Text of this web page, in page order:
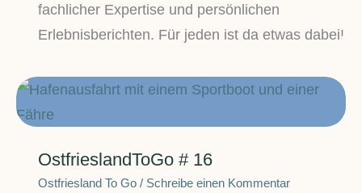
fachlicher Expertise und persönlichen
Erlebnisberichten. Für jeden ist da etwas dabei!
OstfrieslandToGo # 16
Ostfriesland To Go / Schreibe einen Kommentar